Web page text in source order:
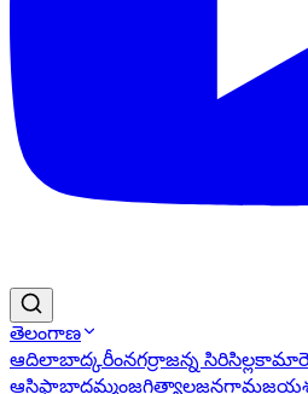
తెలంగాణ
ఆదిలాబాద్కరీంనగర్రాజన్న సిరిసిల్ల
ఆసిఫాబాద్ఖమ్మంజగిత్యాలజనగామ